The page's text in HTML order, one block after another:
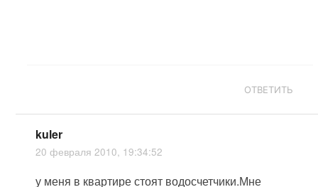
ОТВЕТИТЬ
kuler
20 февраля 2010, 19:34:52
у меня в квартире стоят водосчетчики.Мне